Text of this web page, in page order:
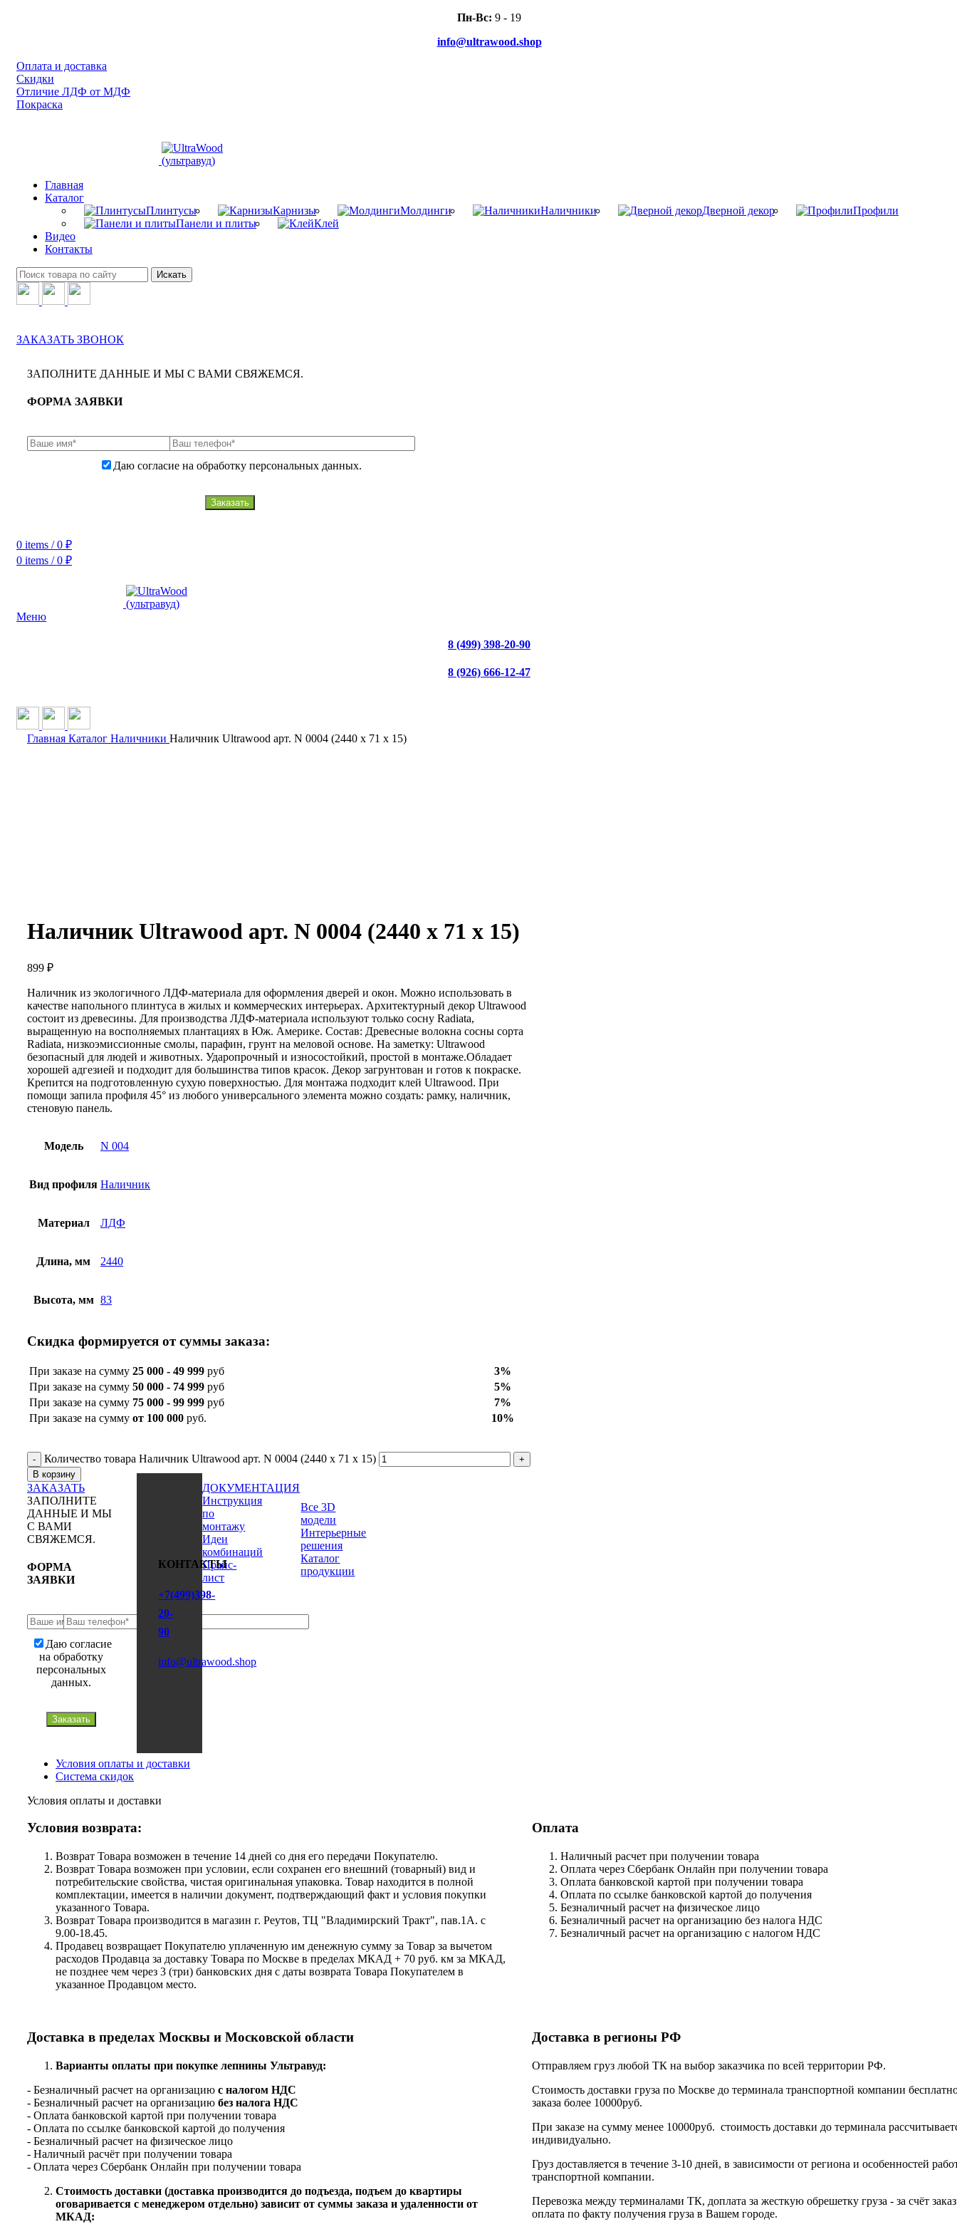
Пн-Вс: 9 - 19
info@ultrawood.shop
Оплата и доставка
Скидки
Отличие ЛДФ от МДФ
Покраска
Главная
Каталог
Плинтусы
Карнизы Молдинги Наличники Дверной декор
Профили
Панели и плиты
Клей
Видео
Контакты
Искать
ЗАКАЗАТЬ ЗВОНОК
ЗАПОЛНИТЕ ДАННЫЕ И МЫ С ВАМИ СВЯЖЕМСЯ.
ФОРМА ЗАЯВКИ
Даю согласие на обработку персональных данных.
Заказать
0 items / 0 ₽
0 items / 0 ₽
Меню
8 (499) 398-20-90
8 (926) 666-12-47
Главная Каталог Наличники Наличник Ultrawood арт. N 0004 (2440 х 71 х 15)
Наличник Ultrawood арт. N 0004 (2440 х 71 х 15)
899 ₽
Наличник из экологичного ЛДФ-материала для оформления дверей и окон. Можно использовать в
качестве напольного плинтуса в жилых и коммерческих интерьерах. Архитектурный декор Ultrawood
состоит из древесины. Для производства ЛДФ-материала используют только сосну Radiatа,
выращенную на восполняемых плантациях в Юж. Америке. Состав: Древесные волокна сосны сорта
Radiata, низкоэмиссионные смолы, парафин, грунт на меловой основе. На заметку: Ultrawood
безопасный для людей и животных. Ударопрочный и износостойкий, простой в монтаже.Обладает
хорошей адгезией и подходит для большинства типов красок. Декор загрунтован и готов к покраске.
Крепится на подготовленную сухую поверхностью. Для монтажа подходит клей Ultrawood. При
помощи запила профиля 45° из любого универсального элемента можно создать: рамку, наличник,
стеновую панель.
Модель N 004
Вид профиля Наличник
Материал ЛДФ
Длина, мм 2440
Высота, мм 83
Скидка формируется от суммы заказа:
При заказе на сумму 25 000 - 49 999 руб
3%
При заказе на сумму 50 000 - 74 999 руб
5%
При заказе на сумму 75 000 - 99 999 руб
7%
При заказе на сумму от 100 000 руб. 10%
Количество товара Наличник Ultrawood арт. N 0004 (2440 х 71 х 15)
В корзину
ЗАКАЗАТЬ
ЗАПОЛНИТЕ
ДАННЫЕ И МЫ
С ВАМИ
СВЯЖЕМСЯ.
ФОРМА
ЗАЯВКИ
Даю согласие
на обработку
персональных
данных.
Заказать
КОНТАКТЫ
+7(499)398-
20-
90
info@ultrawood.shop
ДОКУМЕНТАЦИЯ
Инструкция
по
монтажу
Идеи
комбинаций
Прайс-
лист
Все 3D
модели
Интерьерные
решения
Каталог
продукции
Условия оплаты и доставки
Система скидок
Условия оплаты и доставки
Условия возврата:
Возврат Товара возможен в течение 14 дней со дня его передачи Покупателю.
Возврат Товара возможен при условии, если сохранен его внешний (товарный) вид и
потребительские свойства, чистая оригинальная упаковка. Товар находится в полной
комплектации, имеется в наличии документ, подтверждающий факт и условия покупки
указанного Товара.
Возврат Товара производится в магазин г. Реутов, ТЦ "Владимирский Тракт", пав.1А. с
9.00-18.45.
Продавец возвращает Покупателю уплаченную им денежную сумму за Товар за вычетом
расходов Продавца за доставку Товара по Москве в пределах МКАД + 70 руб. км за МКАД,
не позднее чем через 3 (три) банковских дня с даты возврата Товара Покупателем в
указанное Продавцом место.
Оплата
Наличный расчет при получении товара
Оплата через Сбербанк Онлайн при получении товара
Оплата банковской картой при получении товара
Оплата по ссылке банковской картой до получения
Безналичный расчет на физическое лицо
Безналичный расчет на организацию без налога НДС
Безналичный расчет на организацию с налогом НДС
Доставка в пределах Москвы и Московской области
Варианты оплаты при покупке лепнины Ультравуд:
- Безналичный расчет на организацию с налогом НДС
- Безналичный расчет на организацию без налога НДС
- Оплата банковской картой при получении товара
- Оплата по ссылке банковской картой до получения
- Безналичный расчет на физическое лицо
- Наличный расчёт при получении товара
- Оплата через Сбербанк Онлайн при получении товара
Стоимость доставки (доставка производится до подъезда, подъем до квартиры
оговаривается с менеджером отдельно) зависит от суммы заказа и удаленности от
МКАД:
Доставка в регионы РФ
Отправляем груз любой ТК на выбор заказчика по всей территории РФ.
Стоимость доставки груза по Москве до терминала транспортной компании
заказа более 10000руб.
При заказе на сумму менее 10000руб. стоимость доставки до терминала
индивидуально.
Груз доставляется в течение 3-10 дней, в зависимости от региона и особенностей
транспортной компании.
Перевозка между терминалами ТК, доплата за жесткую обрешетку груза - за счёт
оплата по факту получения груза в Вашем городе.